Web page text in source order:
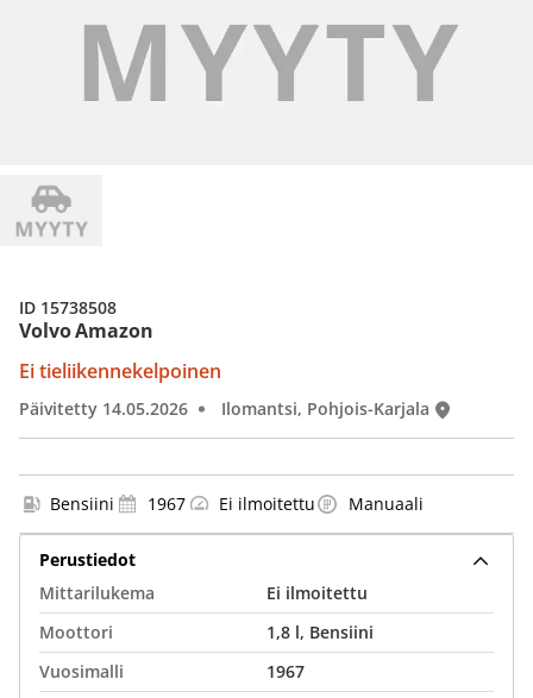
Volvo Amazon
Ei tieliikennekelpoinen
Päivitetty 14.05.2026 Ilomantsi, Pohjois-Karjala
ID 15738508
Bensiini 1967 Ei ilmoitettu Manuaali
Perustiedot
Mittarilukema
Ei ilmoitettu
Moottori
1,8 l, Bensiini
Vuosimalli
1967